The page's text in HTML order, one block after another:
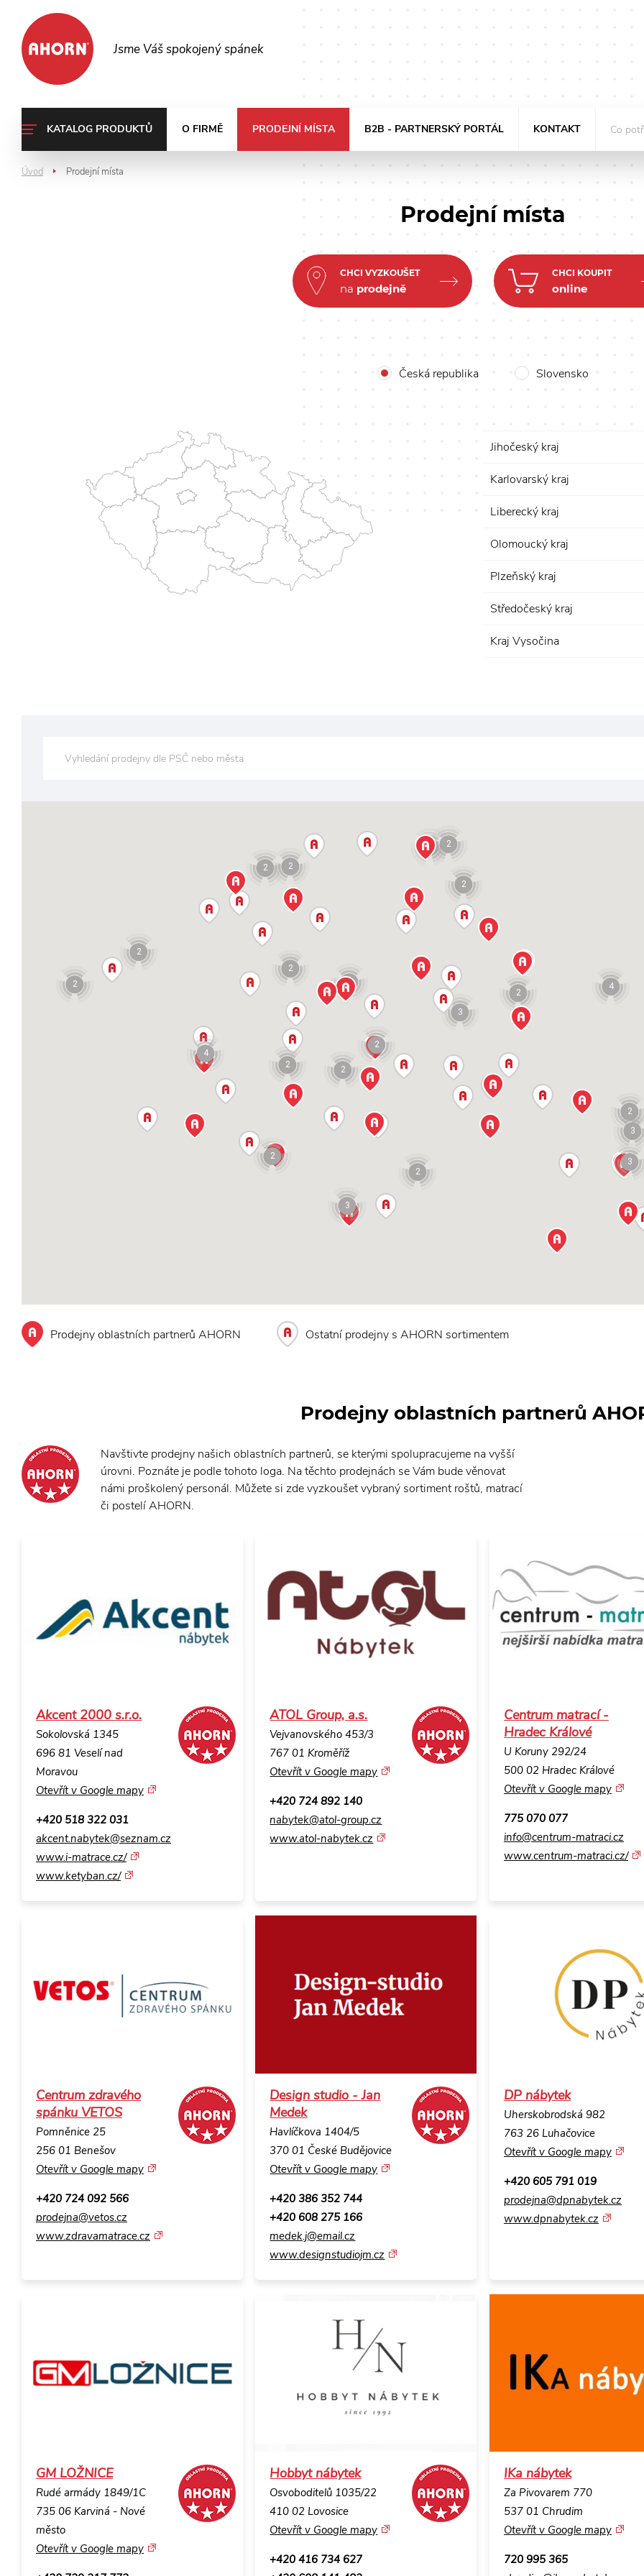
Jsme Váš spokojený spánek
KATALOG PRODUKTŮ O FIRMĚ PRODEJNÍ MÍSTA B2B - PARTNERSKÝ PORTÁL KONTAKT
Úvod Prodejní místa
Prodejní místa
CHCI VYZKOUŠET
na prodejně
CHCI KOUPIT
online
Česká republika Slovensko
Jihočeský kraj
Karlovarský kraj
Liberecký kraj
Olomoucký kraj
Plzeňský kraj
Středočeský kraj
Kraj Vysočina
4
2
2
3
3
2
2
2
2
4
2
2
2
3
2
2
11
2
2
3 2
3
Prodejny oblastních partnerů AHORN Ostatní prodejny s AHORN sortimentem
Prodejny oblastních partnerů
Navštivte prodejny našich oblastních partnerů, se kterými spolupracujeme na vyšší
úrovni. Poznáte je podle tohoto loga. Na těchto prodejnách se Vám bude věnovat
námi proškolený personál. Můžete si zde vyzkoušet vybraný sortiment roštů, matrací
či postelí AHORN.
Akcent 2000 s.r.o.
Sokolovská 1345
696 81 Veselí nad
Moravou
Otevřít v Google mapy
+420 518 322 031
akcent.nabytek@seznam.cz
www.i-matrace.cz/
www.ketyban.cz/
ATOL Group, a.s.
Vejvanovského 453/3
767 01 Kroměříž
Otevřít v Google mapy
+420 724 892 140
nabytek@atol-group.cz
www.atol-nabytek.cz
Centrum matrací -
Hradec Králové
U Koruny 292/24
500 02 Hradec Králové
Otevřít v Google mapy
775 070 077
info@centrum-matraci.cz
www.centrum-matraci.cz/
Centrum zdravého
spánku VETOS
Pomněnice 25
256 01 Benešov
Otevřít v Google mapy
+420 724 092 566
prodejna@vetos.cz
www.zdravamatrace.cz
Design studio - Jan
Medek
Havlíčkova 1404/5
370 01 České Budějovice
Otevřít v Google mapy
+420 386 352 744
+420 608 275 166
medek.j@email.cz
www.designstudiojm.cz
DP nábytek
Uherskobrodská 982
763 26 Luhačovice
Otevřít v Google mapy
+420 605 791 019
prodejna@dpnabytek.cz
www.dpnabytek.cz
GM LOŽNICE
Rudé armády 1849/1C
735 06 Karviná - Nové
město
Otevřít v Google mapy
Hobbyt nábytek
Osvoboditelů 1035/22
410 02 Lovosice
Otevřít v Google mapy
+420 416 734 627
IKa nábytek
Za Pivovarem 770
537 01 Chrudim
Otevřít v Google mapy
720 995 365